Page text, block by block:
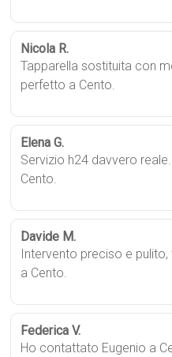
Nicola R.
Tapparella sostituita con
perfetto a Cento.
Elena G.
Servizio h24 davvero
Cento.
Davide M.
Intervento preciso e
a Cento.
Federica V.
Ho contattato Eugenio a